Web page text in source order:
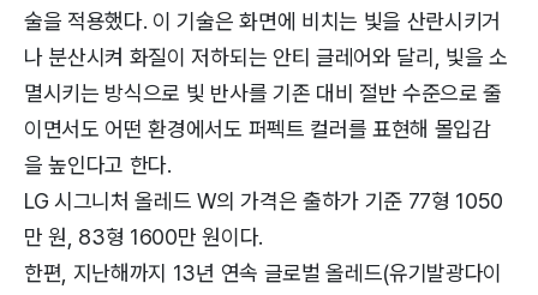
술을 적용했다. 이 기술은 화면에 비치는 빛을 산란시키거
나 분산시켜 화질이 저하되는 안티 글레어와 달리, 빛을 소
멸시키는 방식으로 빛 반사를 기존 대비 절반 수준으로 줄
이면서도 어떤 환경에서도 퍼펙트 컬러를 표현해 몰입감
을 높인다고 한다.
LG 시그니처 올레드 W의 가격은 출하가 기준 77형 1050
만 원, 83형 1600만 원이다.
한편, 지난해까지 13년 연속 글로벌 올레드(유기발광다이